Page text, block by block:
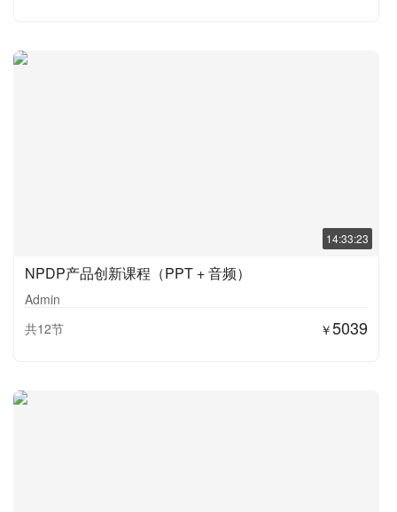
14:33:23
NPDP产品创新课程（PPT + 音频）
Admin
共12节
￥5039